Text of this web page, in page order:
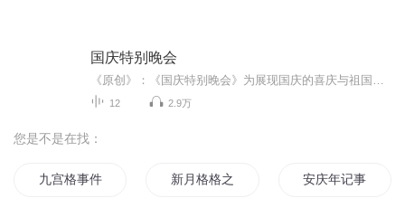
国庆特别晚会
12 2.9万
您是不是在找：
九宫格事件 新月格格之小三不易做 安庆年记事